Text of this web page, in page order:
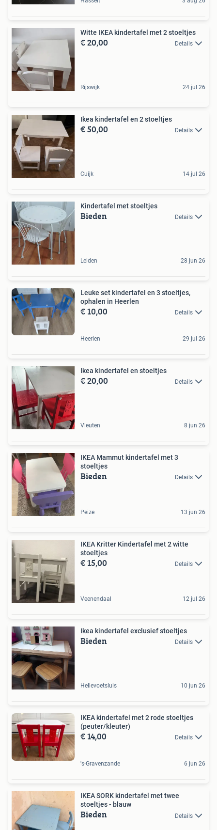
Witte IKEA kindertafel met 2 stoeltjes
€ 20,00 Details
Rijswijk 24 jul 26
Ikea kindertafel en 2 stoeltjes
€ 50,00 Details
Cuijk 14 jul 26
Kindertafel met stoeltjes
Bieden Details
Leiden 28 jun 26
Leuke set kindertafel en 3 stoeltjes,
ophalen in Heerlen
€ 10,00 Details
Heerlen 29 jul 26
Ikea kindertafel en stoeltjes
€ 20,00 Details
Vleuten 8 jun 26
IKEA Mammut kindertafel met 3
stoeltjes
Bieden Details
Peize 13 jun 26
IKEA Kritter Kindertafel met 2 witte
stoeltjes
€ 15,00 Details
Veenendaal 12 jul 26
Ikea kindertafel exclusief stoeltjes
Bieden Details
Hellevoetsluis 10 jun 26
IKEA kindertafel met 2 rode stoeltjes
(peuter/kleuter)
€ 14,00 Details
's-Gravenzande 6 jun 26
IKEA SORK kindertafel met twee
stoeltjes - blauw
Bieden Details